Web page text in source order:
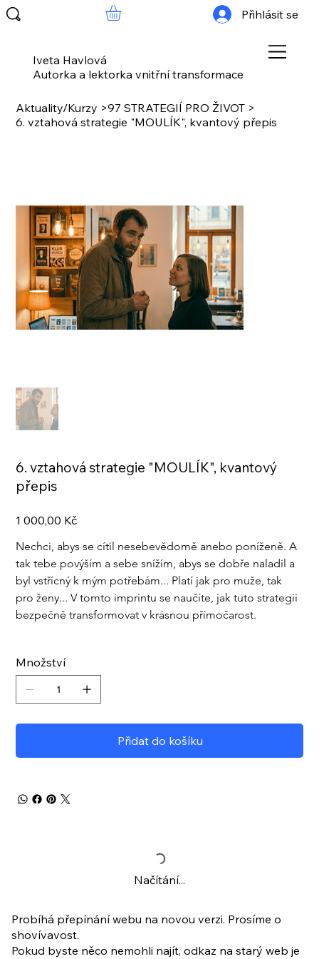
Iveta Havlová
Autorka a lektorka vnitřní transformace
Přihlásit se
Aktuality/Kurzy >97 STRATEGIÍ PRO ŽIVOT >
6. vztahová strategie "MOULÍK", kvantový přepis
6. vztahová strategie "MOULÍK", kvantový
přepis
Cena
1 000,00 Kč
Nechci, abys se cítil nesebevědomě anebo poníženě. A
tak tebe povýším a sebe snížím, abys se dobře naladil a
byl vstřícný k mým potřebám... Platí jak pro muže, tak
pro ženy... V tomto imprintu se naučíte, jak tuto strategii
bezpečně transformovat v krásnou přímočarost.
Množství
Přidat do košíku
Načítání...
Probíhá přepínání webu na novou verzi. Prosíme o
shovívavost.
Pokud byste něco nemohli najít, odkaz na starý web je